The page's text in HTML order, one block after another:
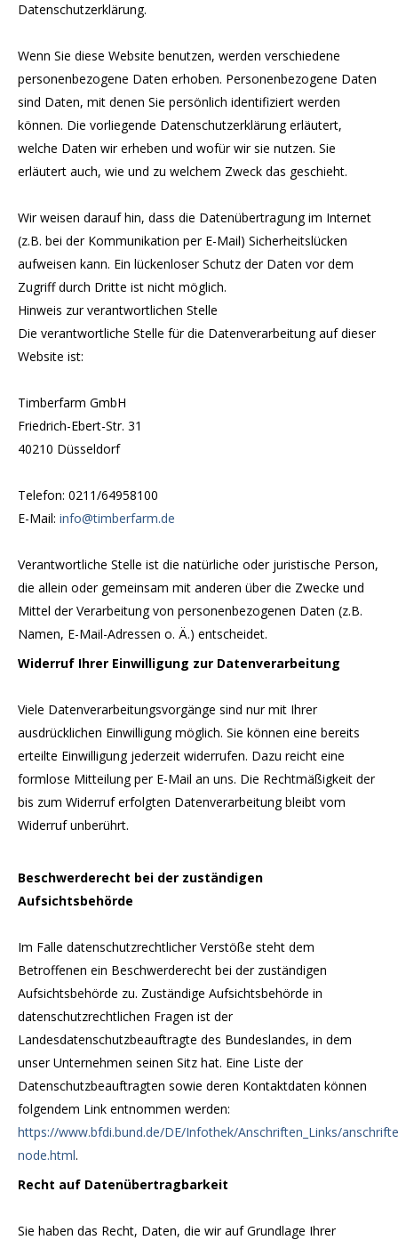
Datenschutzerklärung.
Wenn Sie diese Website benutzen, werden verschiedene
personenbezogene Daten erhoben. Personenbezogene Daten
sind Daten, mit denen Sie persönlich identifiziert werden
können. Die vorliegende Datenschutzerklärung erläutert,
welche Daten wir erheben und wofür wir sie nutzen. Sie
erläutert auch, wie und zu welchem Zweck das geschieht.
Wir weisen darauf hin, dass die Datenübertragung im Internet
(z.B. bei der Kommunikation per E-Mail) Sicherheitslücken
aufweisen kann. Ein lückenloser Schutz der Daten vor dem
Zugriff durch Dritte ist nicht möglich.
Hinweis zur verantwortlichen Stelle
Die verantwortliche Stelle für die Datenverarbeitung auf dieser
Website ist:
Timberfarm GmbH
Friedrich-Ebert-Str. 31
40210 Düsseldorf
Telefon: 0211/64958100
E-Mail: info@timberfarm.de
Verantwortliche Stelle ist die natürliche oder juristische Person,
die allein oder gemeinsam mit anderen über die Zwecke und
Mittel der Verarbeitung von personenbezogenen Daten (z.B.
Namen, E-Mail-Adressen o. Ä.) entscheidet.
Widerruf Ihrer Einwilligung zur Datenverarbeitung
Viele Datenverarbeitungsvorgänge sind nur mit Ihrer
ausdrücklichen Einwilligung möglich. Sie können eine bereits
erteilte Einwilligung jederzeit widerrufen. Dazu reicht eine
formlose Mitteilung per E-Mail an uns. Die Rechtmäßigkeit der
bis zum Widerruf erfolgten Datenverarbeitung bleibt vom
Widerruf unberührt.
Beschwerderecht bei der zuständigen
Aufsichtsbehörde
Im Falle datenschutzrechtlicher Verstöße steht dem
Betroffenen ein Beschwerderecht bei der zuständigen
Aufsichtsbehörde zu. Zuständige Aufsichtsbehörde in
datenschutzrechtlichen Fragen ist der
Landesdatenschutzbeauftragte des Bundeslandes, in dem
unser Unternehmen seinen Sitz hat. Eine Liste der
Datenschutzbeauftragten sowie deren Kontaktdaten können
folgendem Link entnommen werden:
https://www.bfdi.bund.de/DE/Infothek/Anschriften_Links/
node.html.
Recht auf Datenübertragbarkeit
Sie haben das Recht, Daten, die wir auf Grundlage Ihrer